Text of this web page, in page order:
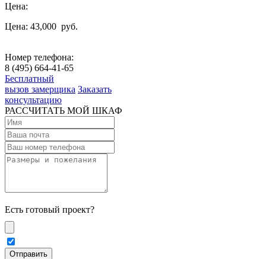
Цена:
Цена: 43,000 руб.
Номер телефона:
8 (495) 664-41-65
Бесплатный
вызов замерщика Заказать
консультацию
РАССЧИТАТЬ МОЙ ШКАФ
Есть готовый проект?